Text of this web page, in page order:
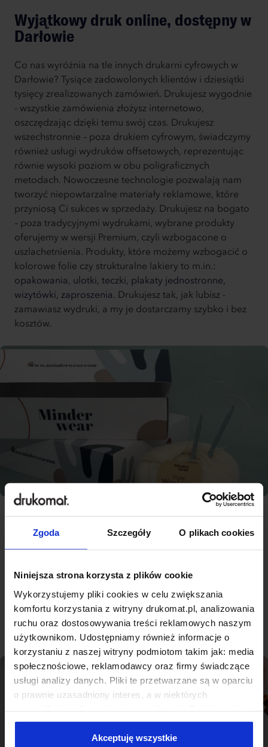
Zgoda Szczegóły O plikach cookies
Niniejsza strona korzysta z plików cookie
Wykorzystujemy pliki cookies w celu zwiększania
komfortu korzystania z witryny drukomat.pl, analizowania
ruchu oraz dostosowywania treści reklamowych naszym
użytkownikom. Udostępniamy również informacje o
korzystaniu z naszej witryny podmiotom takim jak: media
społecznościowe, reklamodawcy oraz firmy świadczące
usługi analizy danych. Pliki te przetwarzane są w oparciu
o prawnie uzasadniony interes, a w niektórych
Niektóre z plików cookies dostarczane i przetwarzane są
przez naszych zewnętrznych partnerów, z których listą
Akceptuję wszystkie
Wyjątkowy druk online, dostępny w
Darłowie
Co nas wyróżnia na tle innych drukarni cyfrowych w
Darłowie? Tysiące zadowolonych klientów i dziesiątki
tysięcy zrealizowanych zamówień. Drukujesz wygodnie
- wszystkie zamówienia złożysz internetowo,
oszczędzając dzięki temu swój czas. Drukujesz
wszechstronnie – poza drukiem cyfrowym, świadczymy
również usługi wydruków offsetowych, reprezentując
równie wysoki poziom w obu poligraficznych
metodach. Nowoczesne technologie pozwalają nam
tworzyć niepowtarzalne materiały reklamowe, które
przyniosą Ci sukces w sprzedaży. Drukujesz na bogato
– poza tradycyjnymi wydrukami, wybrane produkty
oferujemy w wersji Premium, czyli wzbogacone o
uszlachetnienia. Produkty, które możemy wzbogacić o
kolorowe folie czy strukturalne lakiery to m.in.:
opakowania, ulotki, teczki, plakaty jednostronne,
wizytówki, zaproszenia. Drukujesz tak, jak lubisz -
zamawiasz wydruki, a my je dostarczamy szybko i bez
kosztów.
Najlepsza jakość, konkurencyjne
miarę Darłowie
Sprawdź produkty